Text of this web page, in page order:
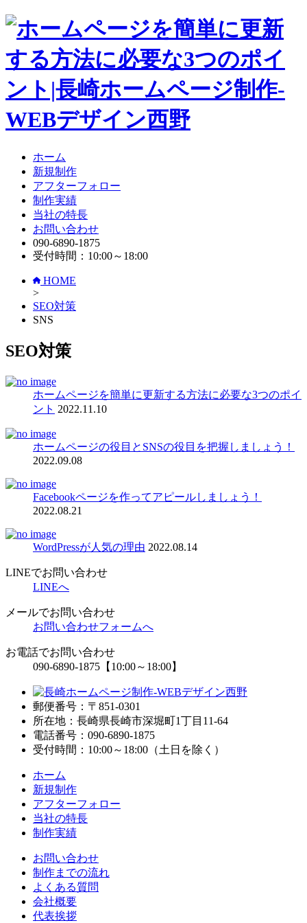
ホーム
新規制作
アフターフォロー
制作実績
当社の特長
お問い合わせ
090-6890-1875
受付時間：10:00～18:00
HOME
>
SEO対策
SNS
SEO対策
ホームページを簡単に更新する方法に必要な3つのポイ
ント 2022.11.10
ホームページの役目とSNSの役目を把握しましょう！
2022.09.08
Facebookページを作ってアピールしましょう！
2022.08.21
WordPressが人気の理由 2022.08.14
LINEでお問い合わせ
LINEへ
メールでお問い合わせ
お問い合わせフォームへ
お電話でお問い合わせ
090-6890-1875 【10:00～18:00】
郵便番号：〒851-0301
所在地：長崎県長崎市深堀町1丁目11-64
電話番号：090-6890-1875
受付時間：10:00～18:00（土日を除く）
ホーム
新規制作
アフターフォロー
当社の特長
制作実績
お問い合わせ
制作までの流れ
よくある質問
会社概要
代表挨拶